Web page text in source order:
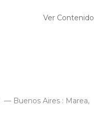
Ver Contenido
— Buenos Aires : Marea,